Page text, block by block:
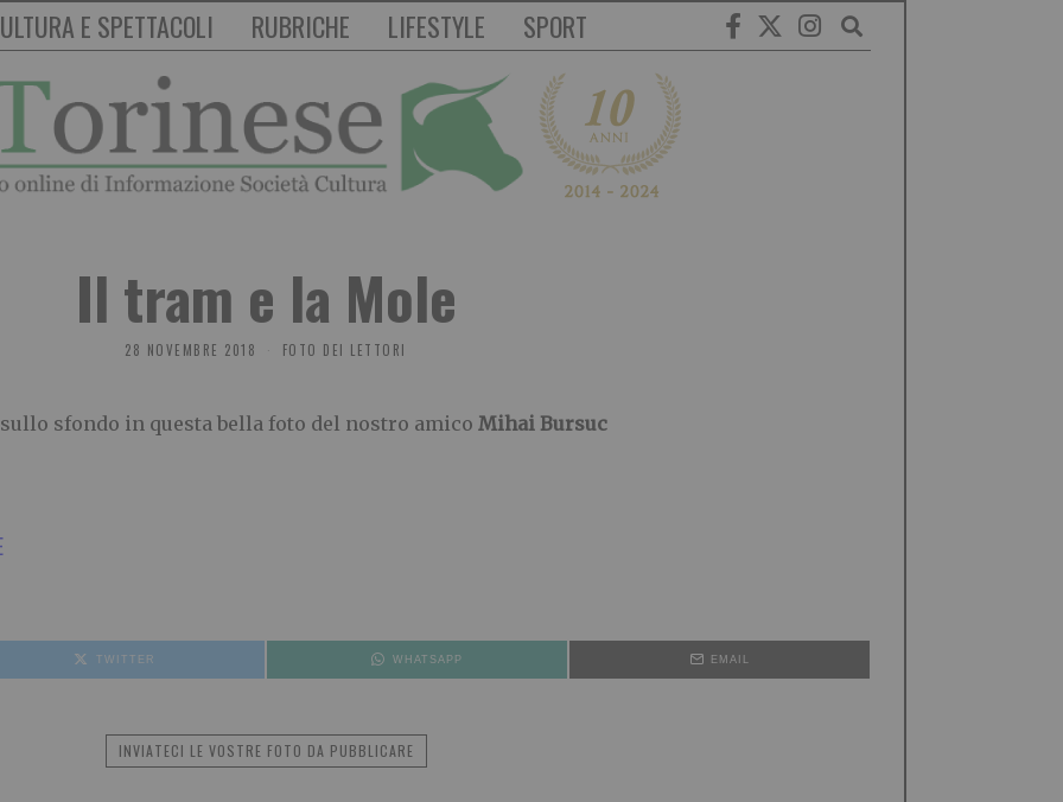
E SPETTACOLI RUBRICHE LIFESTYLE SPORT
Il tram e la Mole
28 NOVEMBRE 2018 FOTO DEI LETTORI
sfondo in questa bella foto del nostro amico Mihai Bursuc
TWITTER WHATSAPP EMAIL
INVIATECI LE VOSTRE FOTO DA PUBBLICARE